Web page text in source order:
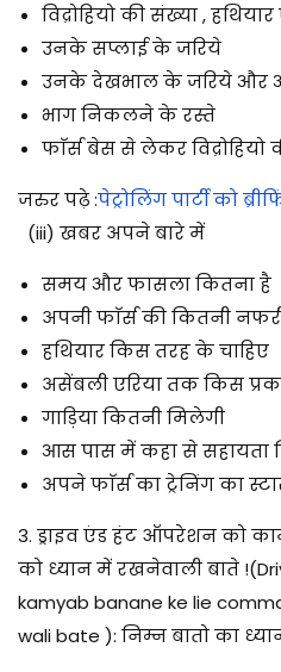
विद्रोहियो की संख्या ,
उनके सप्लाई के जरिये
उनके देखभाल के जरिये और
भाग निकलने के रस्ते
फाॅर्स बेस से लेकर
जरुर पढ़े :पेट्रोलिंग पार्टी को
(iii) खबर अपने बारे में
समय और फासला कितना है
अपनी फाॅर्स की कितनी
हथियार किस तरह के चाहिए
असेंबली एरिया तक किस
गाड़िया कितनी मिलेगी
आस पास में कहा से सहायता
अपने फाॅर्स का ट्रेनिंग का
3. ड्राइव एंड हंट ऑपरेशन को
को ध्यान में रखनेवाली बाते
kamyab banane ke lie
wali bate ): निम्न बातो का